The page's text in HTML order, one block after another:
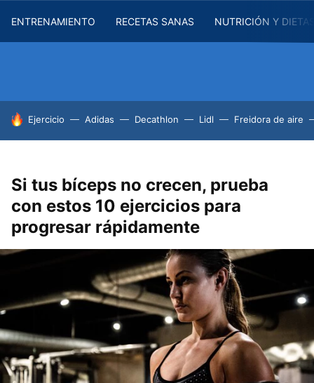
ENTRENAMIENTO RECETAS SANAS NUTRICIÓN Y
HOY SE HABLA DE
Ejercicio Adidas Decathlon Lidl Freidora de aire
Si tus bíceps no crecen, prueba
con estos 10 ejercicios para
progresar rápidamente